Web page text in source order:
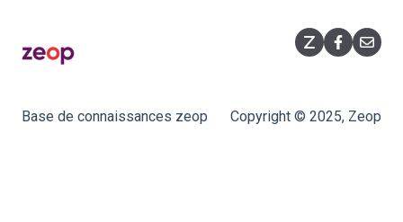
Base de connaissances zeop Copyright © 2025, Zeop